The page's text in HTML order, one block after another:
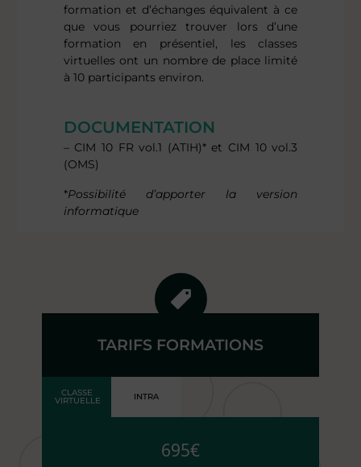
formation et d’échanges équivalent à ce
que vous pourriez trouver lors d’une
formation en présentiel, les classes
virtuelles ont un nombre de place limité
à 10 participants environ.
DOCUMENTATION
– CIM 10 FR vol.1 (ATIH)* et CIM 10 vol.3
(OMS)
*Possibilité d’apporter la version
informatique
TARIFS FORMATIONS
CLASSE
VIRTUELLE INTRA
695€